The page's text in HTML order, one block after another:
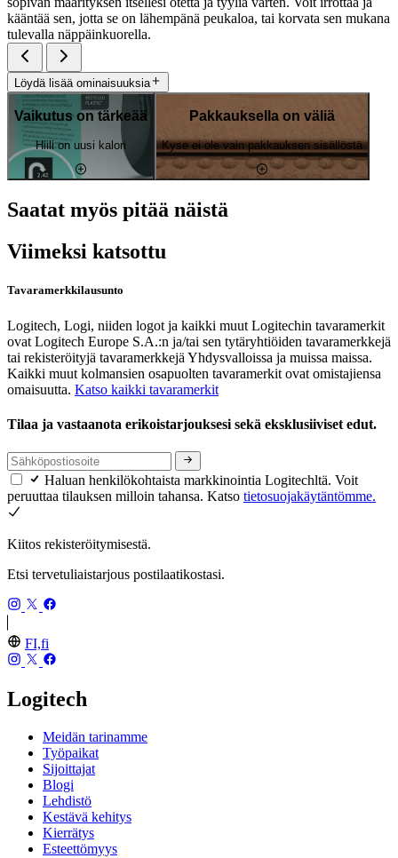
kääntää sen, jotta se on lähempänä peukaloa, tai korvata sen mukana
tulevalla näppäinkuorella.
Löydä lisää ominaisuuksia
Vaikutus on tärkeää
Hiili on uusi kalori
Pakkauksella on väliä
Kyse ei ole vain pakkauksen sisällöstä
Saatat myös pitää näistä
Viimeksi katsottu
Tavaramerkkilausunto
Logitech, Logi, niiden logot ja kaikki muut Logitechin tavaramerkit
ovat Logitech Europe S.A.:n ja/tai sen tytäryhtiöiden tavaramerkkejä
tai rekisteröityjä tavaramerkkejä Yhdysvalloissa ja muissa maissa.
Kaikki muut kolmansien osapuolten tavaramerkit ovat omistajiensa
omaisuutta. Katso kaikki tavaramerkit
Tilaa ja vastaanota erikoistarjouksesi sekä eksklusiiviset edut.
Haluan henkilökohtaista markkinointia Logitechltä. Voit
peruuttaa tilauksen milloin tahansa. Katso tietosuojakäytäntömme.
Kiitos rekisteröitymisestä.
Etsi tervetuliaistarjous postilaatikostasi.
FI,fi
Logitech
Meidän tarinamme
Työpaikat
Sijoittajat
Blogi
Lehdistö
Kestävä kehitys
Kierrätys
Esteettömyys